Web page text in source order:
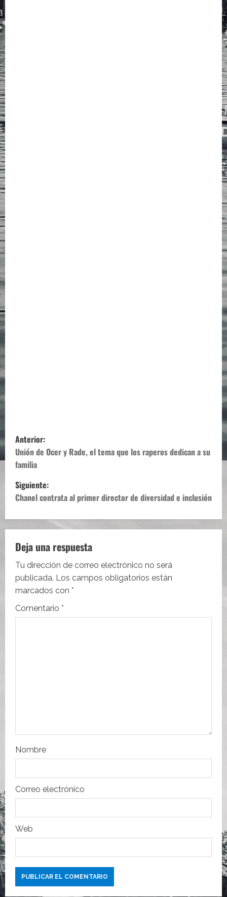
N
a
v
e
g
a
c
i
ó
t
r
a
d
a
s
Anterior:
Unión de Ocer y Rade, el tema que los raperos dedican a su
familia
Siguiente:
Chanel contrata al primer director de diversidad e inclusión
Deja una respuesta
Tu dirección de correo electrónico no será
publicada. Los campos obligatorios están
marcados con *
Comentario *
Nombre
Correo electrónico
Web